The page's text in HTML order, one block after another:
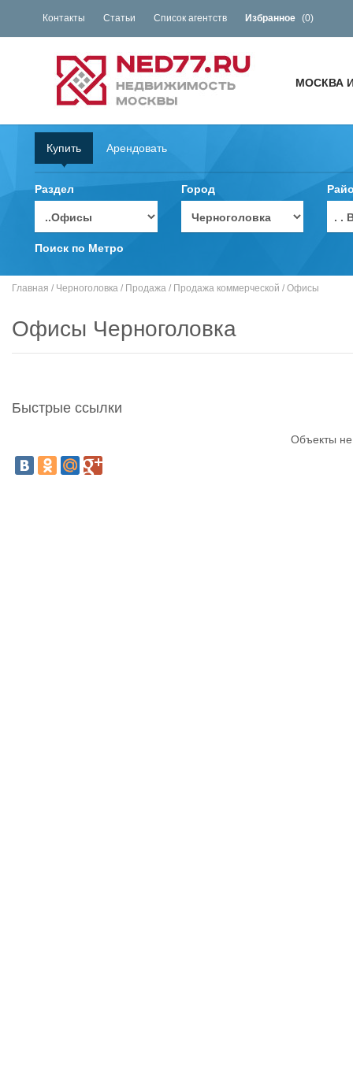
Контакты Статьи Список агентств Избранное (0)
МОСКВА
Купить Арендовать
Раздел Город
. .
Поиск по Метро
Главная / Черноголовка / Продажа / Продажа коммерческой / Офисы
Офисы Черноголовка
Быстрые ссылки
Объекты